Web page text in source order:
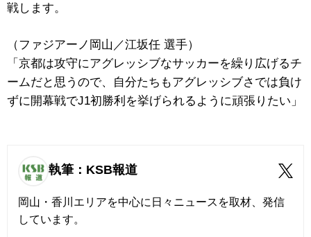
戦します。
（ファジアーノ岡山／江坂任 選手）
「京都は攻守にアグレッシブなサッカーを繰り広げるチ
ームだと思うので、自分たちもアグレッシブさでは負け
ずに開幕戦でJ1初勝利を挙げられるように頑張りたい」
執筆：KSB報道
岡山・香川エリアを中心に日々ニュースを取材、発信
しています。